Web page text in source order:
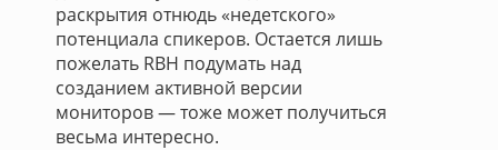
раскрытия отнюдь «недетского»
потенциала спикеров. Остается лишь
пожелать RBH подумать над
созданием активной версии
мониторов — тоже может получиться
весьма интересно.